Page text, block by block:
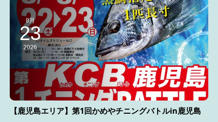
8月
23
2026
【鹿児島エリア】第1回かめやチニングバトルin鹿児島